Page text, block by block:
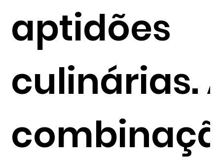
aptidões
culinárias.